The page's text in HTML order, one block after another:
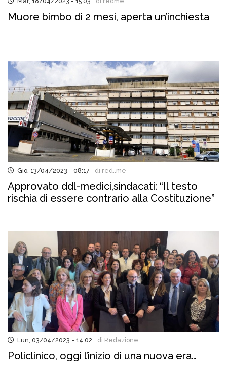
Muore bimbo di 2 mesi, aperta un’inchiesta
Gio, 13/04/2023 - 08:17 di red..me
Approvato ddl-medici,sindacati: “Il testo
rischia di essere contrario alla Costituzione”
Lun, 03/04/2023 - 14:02 di Redazione
Policlinico, oggi l’inizio di una nuova era…